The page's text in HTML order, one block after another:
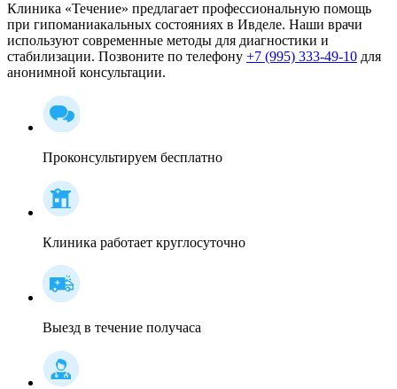
Клиника «Течение» предлагает профессиональную помощь
при гипоманиакальных состояниях в Ивделе. Наши врачи
используют современные методы для диагностики и
стабилизации. Позвоните по телефону +7 (995) 333-49-10 для
анонимной консультации.
Проконсультируем бесплатно
Клиника работает круглосуточно
Выезд в течение получаса